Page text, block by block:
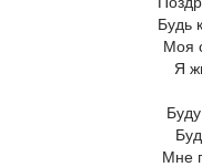
Будь
Моя
Я
Мне